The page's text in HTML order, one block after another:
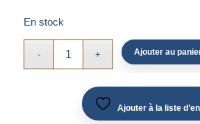
En stock
Ajouter au
Ajouter à la liste